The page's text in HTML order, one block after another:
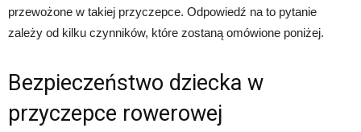
przewożone w takiej przyczepce. Odpowiedź na to pytanie
zależy od kilku czynników, które zostaną omówione poniżej.
Bezpieczeństwo dziecka w
przyczepce rowerowej